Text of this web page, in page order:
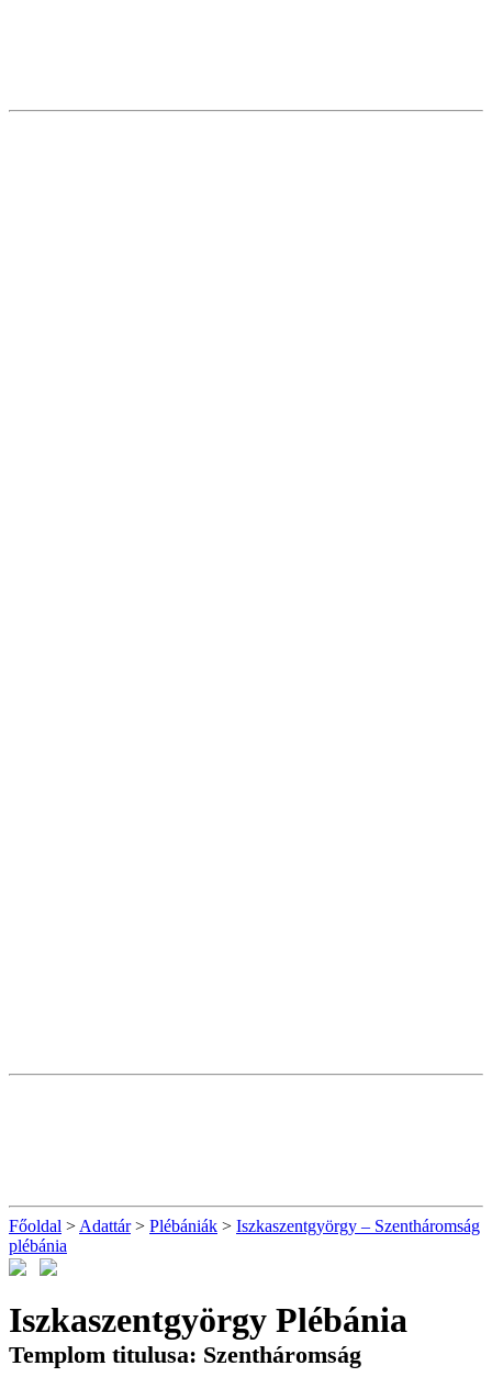
Főoldal > Adattár> Plébániák > Iszkaszentgyörgy – Szentháromság
plébánia
Iszkaszentgyörgy Plébánia
Templom titulusa: Szentháromság